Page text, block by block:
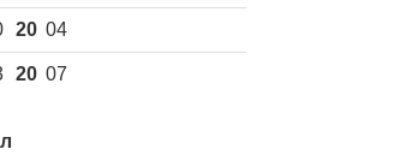
20 04
20 07